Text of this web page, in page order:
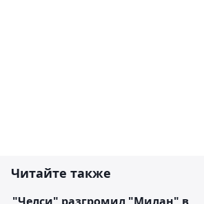
Читайте также